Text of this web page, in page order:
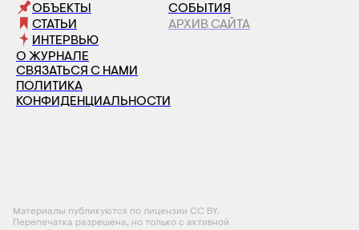
ОБЪЕКТЫ
СТАТЬИ
ИНТЕРВЬЮ
СОБЫТИЯ
АРХИВ САЙТА
О ЖУРНАЛЕ
СВЯЗАТЬСЯ С НАМИ
ПОЛИТИКА
КОНФИДЕНЦИАЛЬНОСТИ
Материалы публикуются по лицензии CC BY.
Перепечатка разрешена, но только с активной